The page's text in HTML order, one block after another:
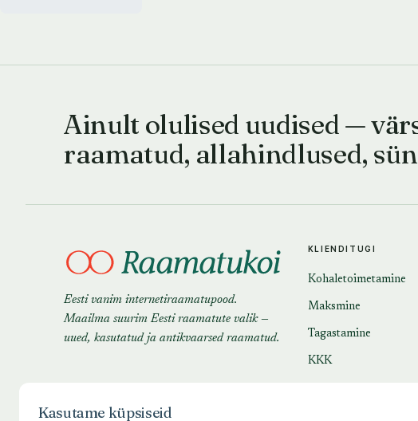
Ainult olulised uudised —
raamatud, allahindlused,
Eesti vanim internetiraamatupood.
Maailma suurim Eesti raamatute valik —
uued, kasutatud ja antikvaarsed raamatud.
KLIENDITUGI
Kohaletoimetamine
Maksmine
Tagastamine
KKK
Kasutame küpsiseid